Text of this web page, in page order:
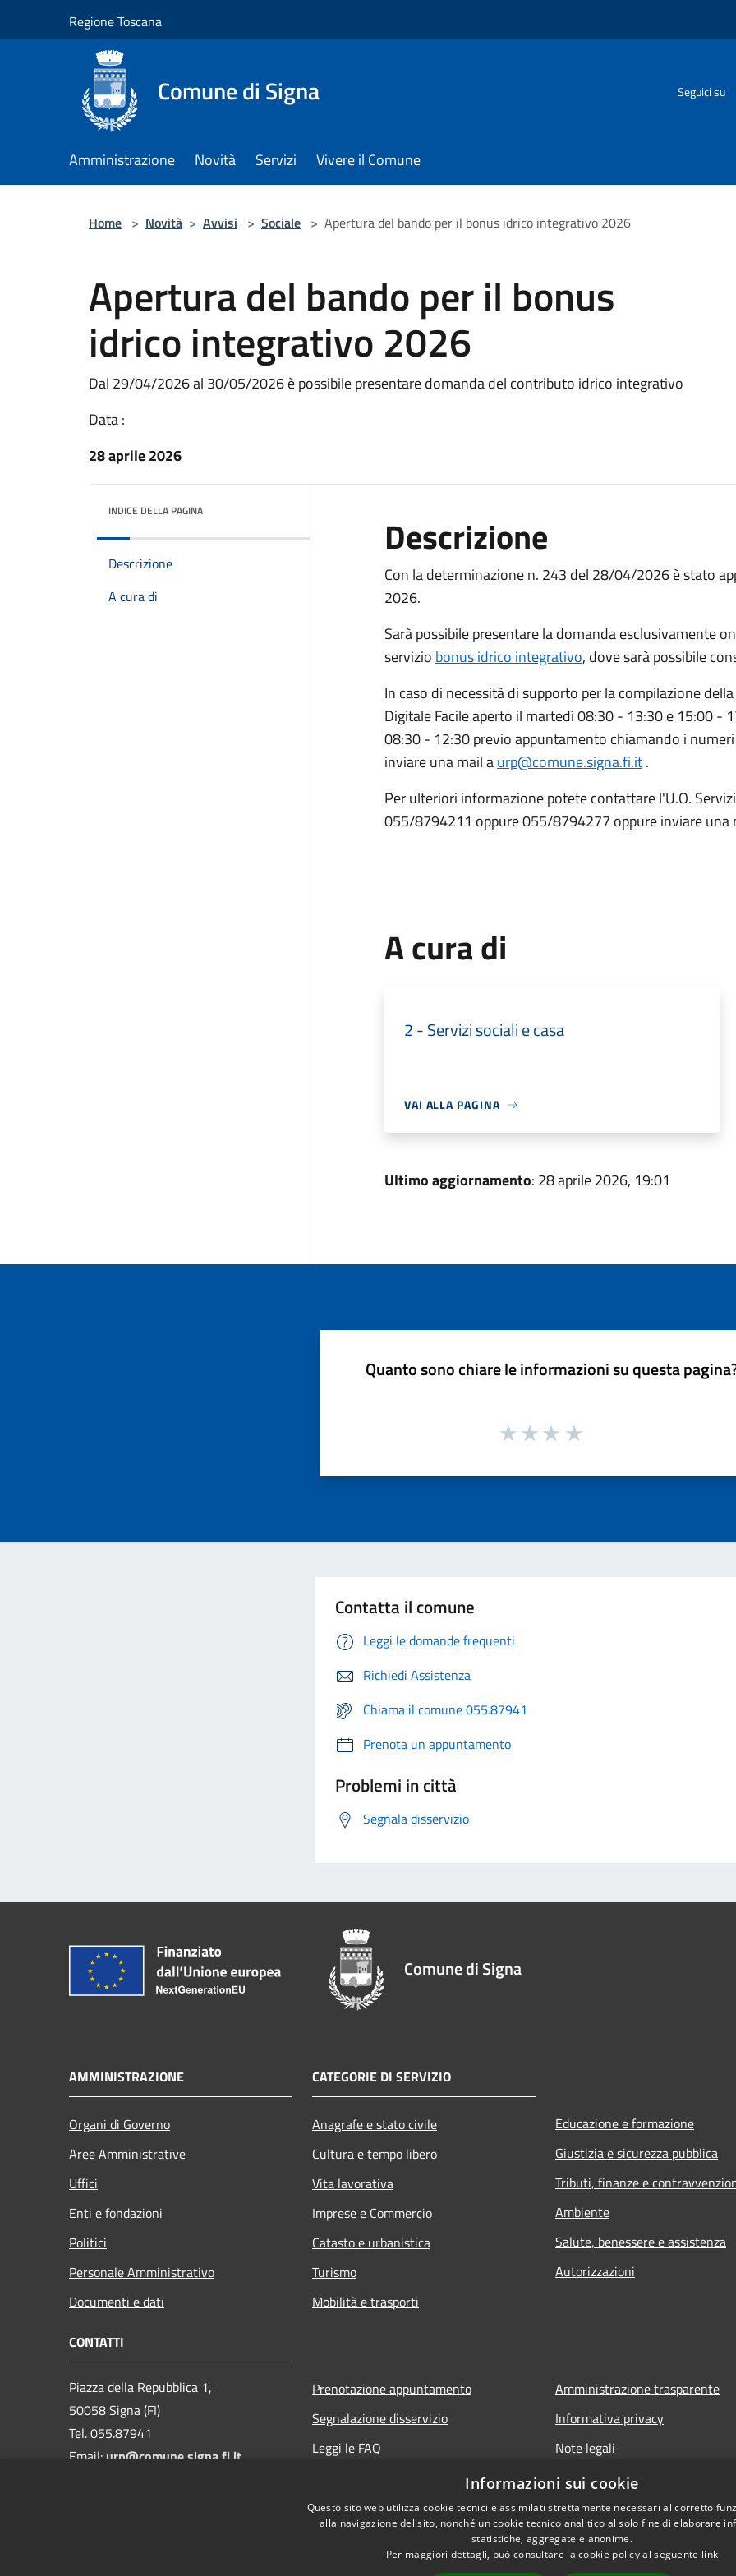
Regione Toscana
Comune di Signa Seguici su
Amministrazione Novità Servizi Vivere il Comune
Home > Novità > Avvisi > Sociale > Apertura del bando per il bonus idrico integrativo 2026
Apertura del bando per il bonus
idrico integrativo 2026
Dal 29/04/2026 al 30/05/2026 è possibile presentare domanda del contributo idrico integrativo
Data :
28 aprile 2026
INDICE DELLA PAGINA
Descrizione
A cura di
Descrizione
Con la determinazione n. 243 del 28/04/2026 è stato
2026.
Sarà possibile presentare la domanda esclusivamente
servizio bonus idrico integrativo, dove sarà possibile
In caso di necessità di supporto per la compilazione
Digitale Facile aperto il martedì 08:30 - 13:30 e 15:00 -
08:30 - 12:30 previo appuntamento chiamando i
inviare una mail aurp@comune.signa.fi.it.
Per ulteriori informazione potete contattare l'U.O.
055/8794211 oppure 055/8794277 oppure inviare una
A cura di
2 - Servizi sociali e casa
VAI ALLA PAGINA
Ultimo aggiornamento: 28 aprile 2026, 19:01
Quanto sono chiare le informazioni su questa
Contatta il comune
Leggi le domande frequenti
Richiedi Assistenza
Chiama il comune 055.87941
Prenota un appuntamento
Problemi in città
Segnala disservizio
Comune di Signa
AMMINISTRAZIONE
Organi di Governo
Aree Amministrative
Uffici
Enti e fondazioni
Politici
Personale Amministrativo
Documenti e dati
CATEGORIE DI SERVIZIO
Anagrafe e stato civile
Cultura e tempo libero
Vita lavorativa
Imprese e Commercio
Catasto e urbanistica
Turismo
Mobilità e trasporti
Educazione e formazione
Giustizia e sicurezza pubblica
Tributi, finanze e
Ambiente
Salute, benessere e assistenza
Autorizzazioni
CONTATTI
Piazza della Repubblica 1,
50058 Signa (FI)
Tel. 055.87941
Email:urp@comune.signa.fi.it
Prenotazione appuntamento
Segnalazione disservizio
Leggi le FAQ
Amministrazione trasparente
Informativa privacy
Note legali
Dichiarazione di accessibilità
Informazioni sui cookie
Questo sito web utilizza cookie tecnici e assimilati strettamente necessari al corretto
alla navigazione del sito, nonché un cookie tecnico analitico al solo fine di elaborare
statistiche, aggregate e anonime.
Per maggiori dettagli, può consultare la cookie policy al seguente link